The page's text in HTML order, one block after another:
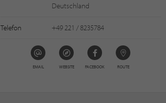
Deutschland
Telefon +49 221 / 8235784
EMAIL WEBSITE FACEBOOK ROUTE